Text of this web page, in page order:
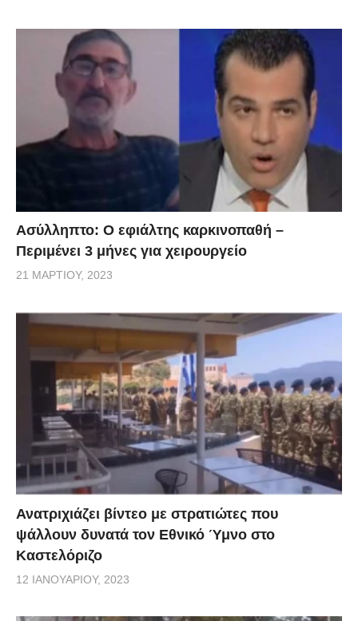
Ασύλληπτο: Ο εφιάλτης καρκινοπαθή –
Περιμένει 3 μήνες για χειρουργείο
21 ΜΑΡΤΊΟΥ, 2023
Ανατριχιάζει βίντεο με στρατιώτες που
ψάλλουν δυνατά τον Εθνικό Ύμνο στο
Καστελόριζο
12 ΙΑΝΟΥΑΡΊΟΥ, 2023